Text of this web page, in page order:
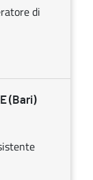
di
(Bari)